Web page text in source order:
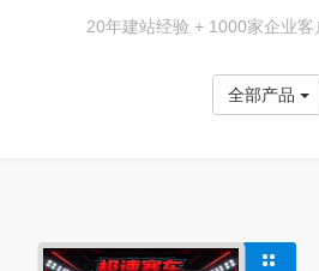
20年建站经验 + 1000家企业客
全部产品